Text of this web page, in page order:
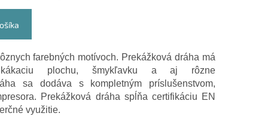
farebných motívoch. Prekážková dráha má
plochu, šmykľavku a aj rôzne
sa dodáva s kompletným príslušenstvom,
Prekážková dráha spĺňa certifikáciu EN
využitie.